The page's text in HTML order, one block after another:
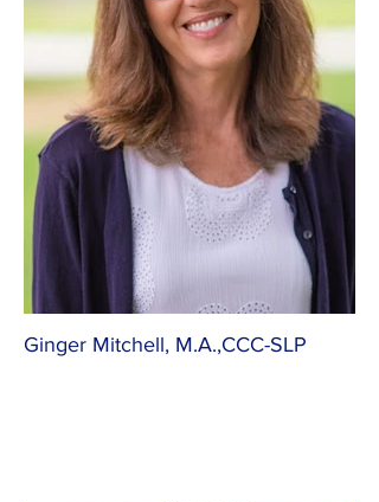
Ginger Mitchell, M.A.,CCC-SLP